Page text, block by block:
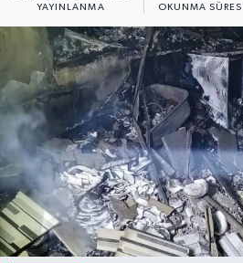
YAYINLANMA OKUNMA SÜRESI
KÜLTÜR SANAT
MAGAZİN
Oyun
POLİTİKA
RESMİ İLANLAR
SAĞLIK